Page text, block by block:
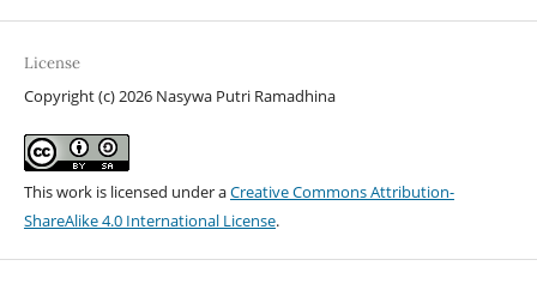
License
Copyright (c) 2026 Nasywa Putri Ramadhina
This work is licensed under aCreative Commons Attribution-
ShareAlike 4.0 International License.